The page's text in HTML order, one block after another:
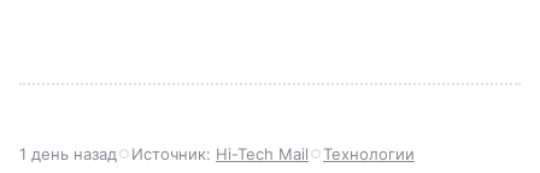
1 день назад Источник: Hi-Tech Mail Технологии